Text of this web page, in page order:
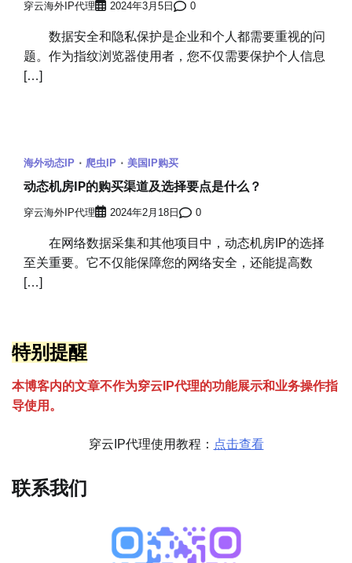
穿云海外IP代理 2024年3月5日 0
数据安全和隐私保护是企业和个人都需要重视的问
题。作为指纹浏览器使用者，您不仅需要保护个人信息
[…]
海外动态IP 爬虫IP 美国IP购买
动态机房IP的购买渠道及选择要点是什么？
穿云海外IP代理 2024年2月18日 0
在网络数据采集和其他项目中，动态机房IP的选择
至关重要。它不仅能保障您的网络安全，还能提高数
[…]
特别提醒
本博客内的文章不作为穿云 P代理的功能展示和业务操作指
导使用。
穿云IP代理使用教程： 点击查看
联系我们